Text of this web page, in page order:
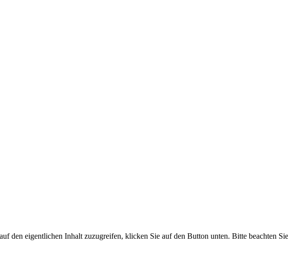
den eigentlichen Inhalt zuzugreifen, klicken Sie auf den Button unten. Bitte beachten